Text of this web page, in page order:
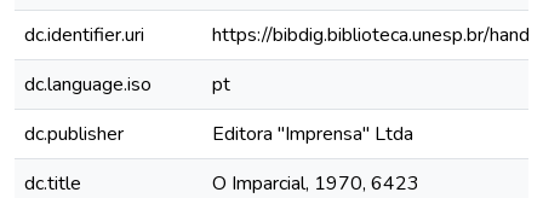
dc.identifier.uri
https://bibdig.biblioteca.unesp.br/
dc.language.iso
pt
dc.publisher
Editora "Imprensa" Ltda
dc.title
O Imparcial, 1970, 6423